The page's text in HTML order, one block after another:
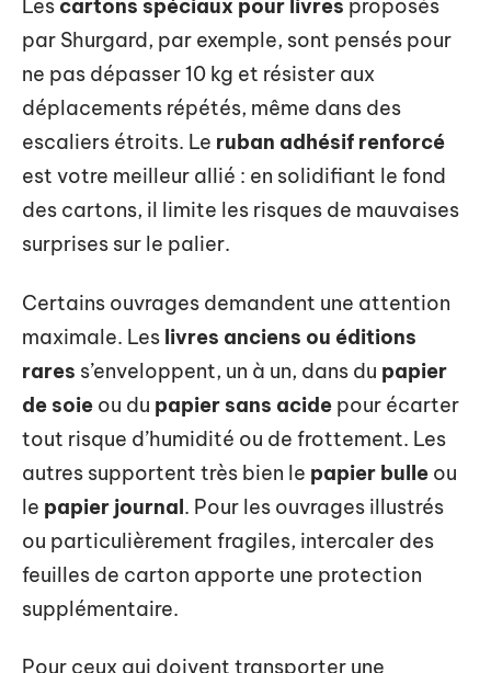
Les cartons spéciaux pour livres proposés
par Shurgard, par exemple, sont pensés pour
ne pas dépasser 10 kg et résister aux
déplacements répétés, même dans des
escaliers étroits. Le ruban adhésif renforcé
est votre meilleur allié : en solidifiant le fond
des cartons, il limite les risques de mauvaises
surprises sur le palier.
Certains ouvrages demandent une attention
maximale. Les livres anciens ou éditions
rares s’enveloppent, un à un, dans du papier
de soie ou du papier sans acide pour écarter
tout risque d’humidité ou de frottement. Les
autres supportent très bien le papier bulle ou
le papier journal. Pour les ouvrages illustrés
ou particulièrement fragiles, intercaler des
feuilles de carton apporte une protection
supplémentaire.
Pour ceux qui doivent transporter une